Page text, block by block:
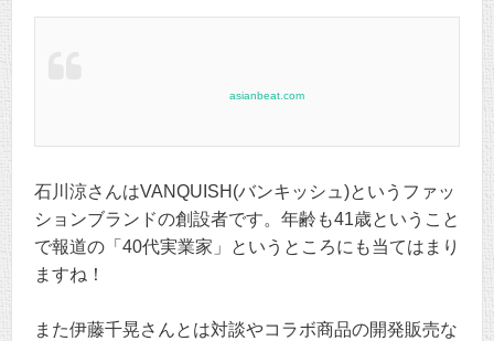
asianbeat.com
石川涼さんはVANQUISH(バンキッシュ)というファッ
ションブランドの創設者です。年齢も41歳ということ
で報道の「40代実業家」というところにも当てはまり
ますね！
また伊藤千晃さんとは対談やコラボ商品の開発販売な